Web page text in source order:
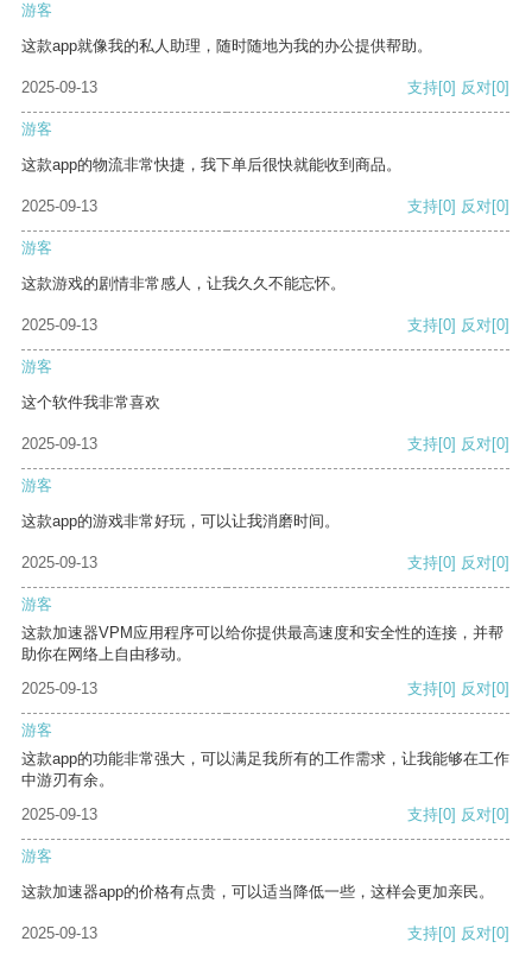
游客
这款app就像我的私人助理，随时随地为我的办公提供帮助。
2025-09-13 支持[0] 反对[0]
游客
这款app的物流非常快捷，我下单后很快就能收到商品。
2025-09-13 支持[0] 反对[0]
游客
这款游戏的剧情非常感人，让我久久不能忘怀。
2025-09-13 支持[0] 反对[0]
游客
这个软件我非常喜欢
2025-09-13 支持[0] 反对[0]
游客
这款app的游戏非常好玩，可以让我消磨时间。
2025-09-13 支持[0] 反对[0]
游客
这款加速器VPM应用程序可以给你提供最高速度和安全性的连接，并帮
助你在网络上自由移动。
2025-09-13
支持[0] 反对[0]
游客
这款app的功能非常强大，可以满足我所有的工作需求，让我能够在工作
中游刃有余。
2025-09-13
支持[0] 反对[0]
游客
这款加速器app的价格有点贵，可以适当降低一些，这样会更加亲民。
2025-09-13 支持[0] 反对[0]